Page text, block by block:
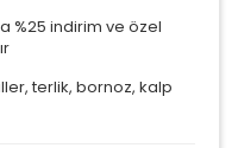
%25 indirim ve özel
terlik, bornoz, kalp